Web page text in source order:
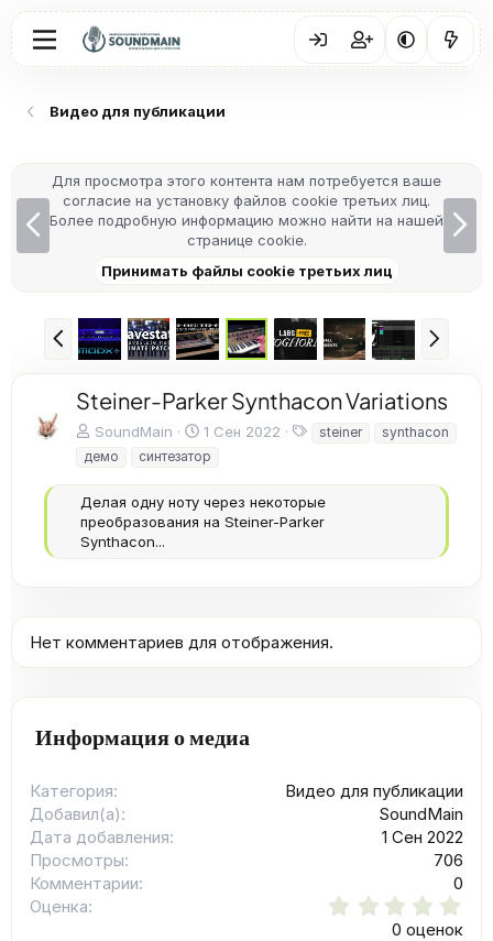
Видео для публикации
з
Для просмотра этого контента нам потребуется ваше
согласие на установку файлов cookie третьих лиц.
Более подробную информацию можно найти на нашей
странице cookie.
Принимать файлы cookie третьих лиц
е
д
Н
а
з
д
В
е
р
ё
д
Steiner-Parker Synthacon Variations
SoundMain 1 Сен 2022
и
steiner
synthacon
демо
синтезатор
Делая одну ноту через некоторые
преобразования на Steiner-Parker
Synthacon...
Нет комментариев для отображения.
Информация о медиа
Категория
Видео для публикации
Добавил(а)
SoundMain
Дата добавления
1 Сен 2022
Просмотры
706
Комментарии
0
Оценка
.
0 оценок